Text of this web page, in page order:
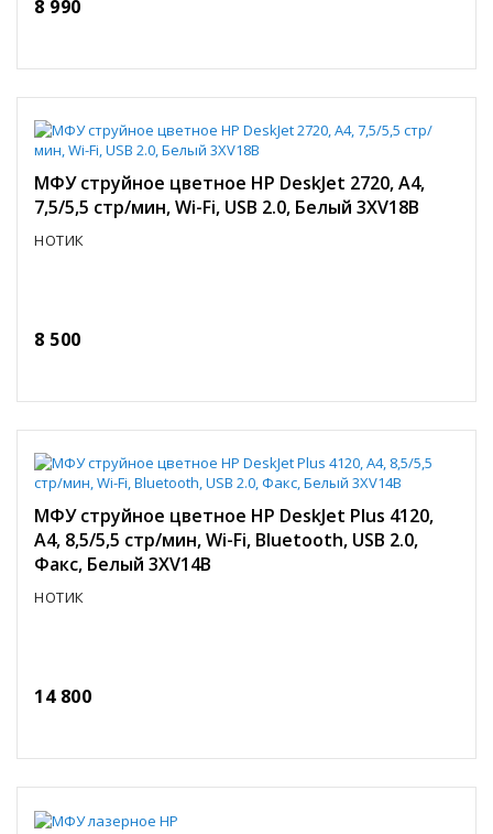
8 990
МФУ струйное цветное HP DeskJet 2720, A4,
7,5/5,5 стр/мин, Wi-Fi, USB 2.0, Белый 3XV18B
НОТИК
8 500
МФУ струйное цветное HP DeskJet Plus 4120,
A4, 8,5/5,5 стр/мин, Wi-Fi, Bluetooth, USB 2.0,
Факс, Белый 3XV14B
НОТИК
14 800